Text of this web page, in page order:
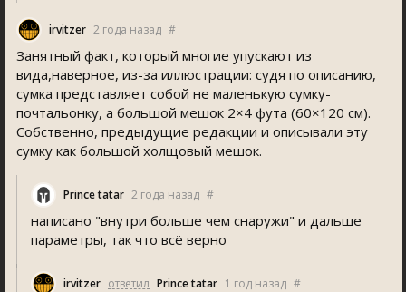
irvitzer 2 года назад #
Занятный факт, который многие упускают из
вида,наверное, из-за иллюстрации: судя по описанию,
сумка представляет собой не маленькую сумку-
почтальонку, а большой мешок 2×4 фута (60×120 см).
Собственно, предыдущие редакции и описывали эту
сумку как большой холщовый мешок.
Prince tatar 2 года назад #
написано "внутри больше чем снаружи" и дальше
параметры, так что всё верно
irvitzer ответил Prince tatar 1 год назад #